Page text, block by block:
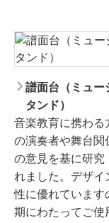
譜面台（ミュー
タンド）
音楽教育に携わる
の演奏者や舞台関
の意見を基に研究
れました。デザイ
性に優れています
期にわたってご使